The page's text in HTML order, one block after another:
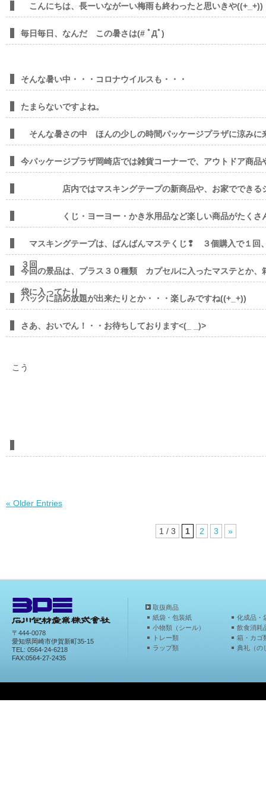
こんにちは、長ーいながーい梅雨も終わったと思いきや((+_+))
毎日毎日、なんだ この暑さは(# ﾟДﾟ)
そんな暑い中・・・コロナウイルスも・・・
たまらないですよね。
そんな暑さの中 ほんの少しの時間パッケージプラザに涼みに
今パッケージプラザ岡崎店では雑貨コーナーで、アウトドア商品
店内ではマスキングテープの新商品や、お家でできるシ
くじ・ヨーヨー・かき氷用品など楽しい商品がたくさん
マスキングテープは、ばんばんマステくじ❢ ３個購入で１回
３回
今回の景品は、プラス３０種類 カプセルに入ったマステとか、
袋に入ってたり、
パックに詰め放題が出来たりとか・・・楽しみですね((+_+))
さあ、おいでん！・・お待ちしております<(_ _)>
こう
« Older Entries
1 / 3 1 2 3 »
〒444-0078
愛知県岡崎市伊賀新町35-15
TEL: 0564-24-6218
FAX:0564-27-2435
取扱商品
紙袋・包装紙
化成品・
小物類（シール）
飲食消耗
トレー類
箱・カゴ
ラップ類
典礼（の